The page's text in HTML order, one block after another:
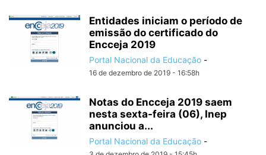
Entidades iniciam o período de
emissão do certificado do
Encceja 2019
Portal Nacional da Educação -
16 de dezembro de 2019 - 16:58h
Notas do Encceja 2019 saem
nesta sexta-feira (06), Inep
anunciou a...
Portal Nacional da Educação -